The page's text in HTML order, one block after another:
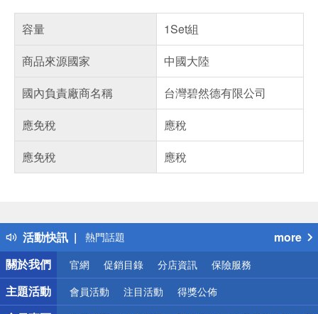
容量
1Set組
商品來源國家
中國大陸
國內負責廠商名稱
台灣碧然德有限公司
應免稅
應稅
應免稅
應稅
活動快訊
得獎公告
熱門話題
銀行優惠
偏遠地區配送
詐騙網頁！請小心！
more
關於我們
官網 促銷目錄 分店資訊 保險服務
主題活動 會員活動 注目活動 得獎公佈